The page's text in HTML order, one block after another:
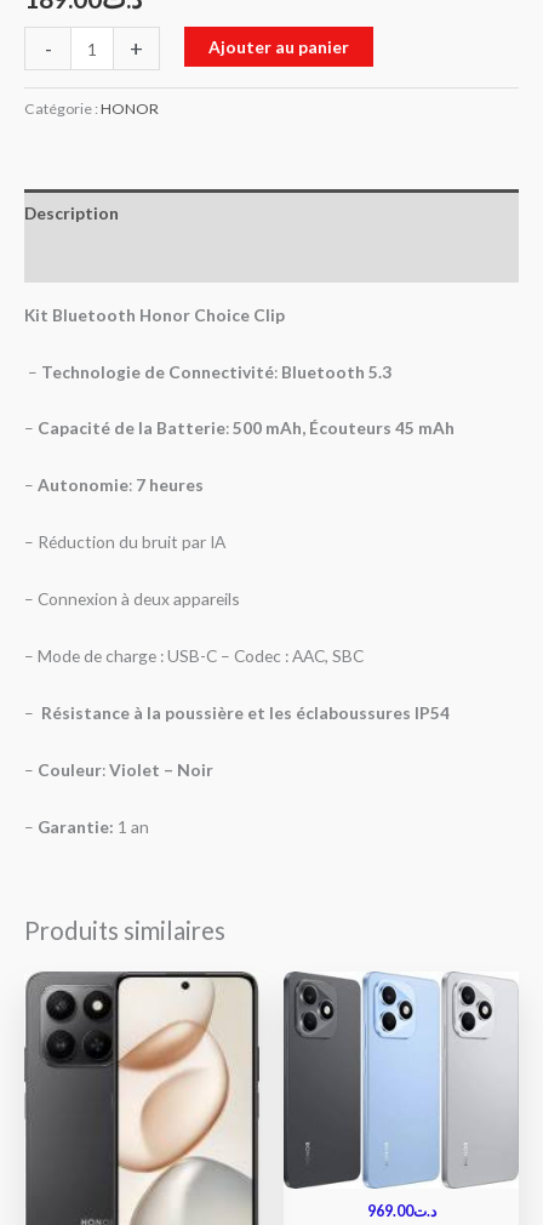
- + Ajouter au panier
Catégorie : HONOR
Description
Kit Bluetooth Honor Choice Clip
– Technologie de Connectivité: Bluetooth 5.3
– Capacité de la Batterie:500 mAh, Écouteurs 45 mAh
– Autonomie: 7 heures
– Réduction du bruit par IA
– Connexion à deux appareils
– Mode de charge : USB-C – Codec : AAC, SBC
– Résistance à la poussière et les éclaboussures IP54
– Couleur:Violet – Noir
– Garantie: 1 an
Produits similaires
د.ت969.00